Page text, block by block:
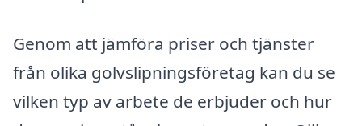
Genom att jämföra priser och tjänster
från olika golvslipningsföretag kan du se
vilken typ av arbete de erbjuder och hur